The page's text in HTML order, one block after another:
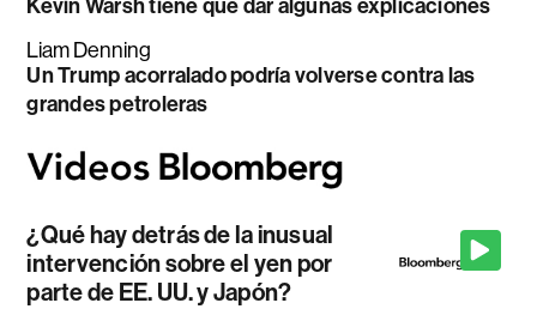
Kevin Warsh tiene que dar algunas explicaciones
Liam Denning
Un Trump acorralado podría volverse contra las
grandes petroleras
¿Qué hay detrás de la inusual
intervención sobre el yen por
parte de EE. UU. y Japón?